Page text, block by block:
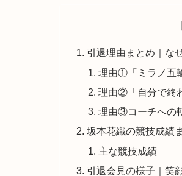
引退理由まとめ｜な
理由①「ミラノ五
理由②「自分で終
理由③コーチへの
坂本花織の競技成績
主な競技成績
引退会見の様子｜笑